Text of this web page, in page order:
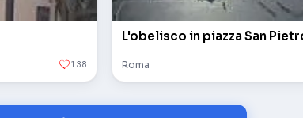
138 Roma